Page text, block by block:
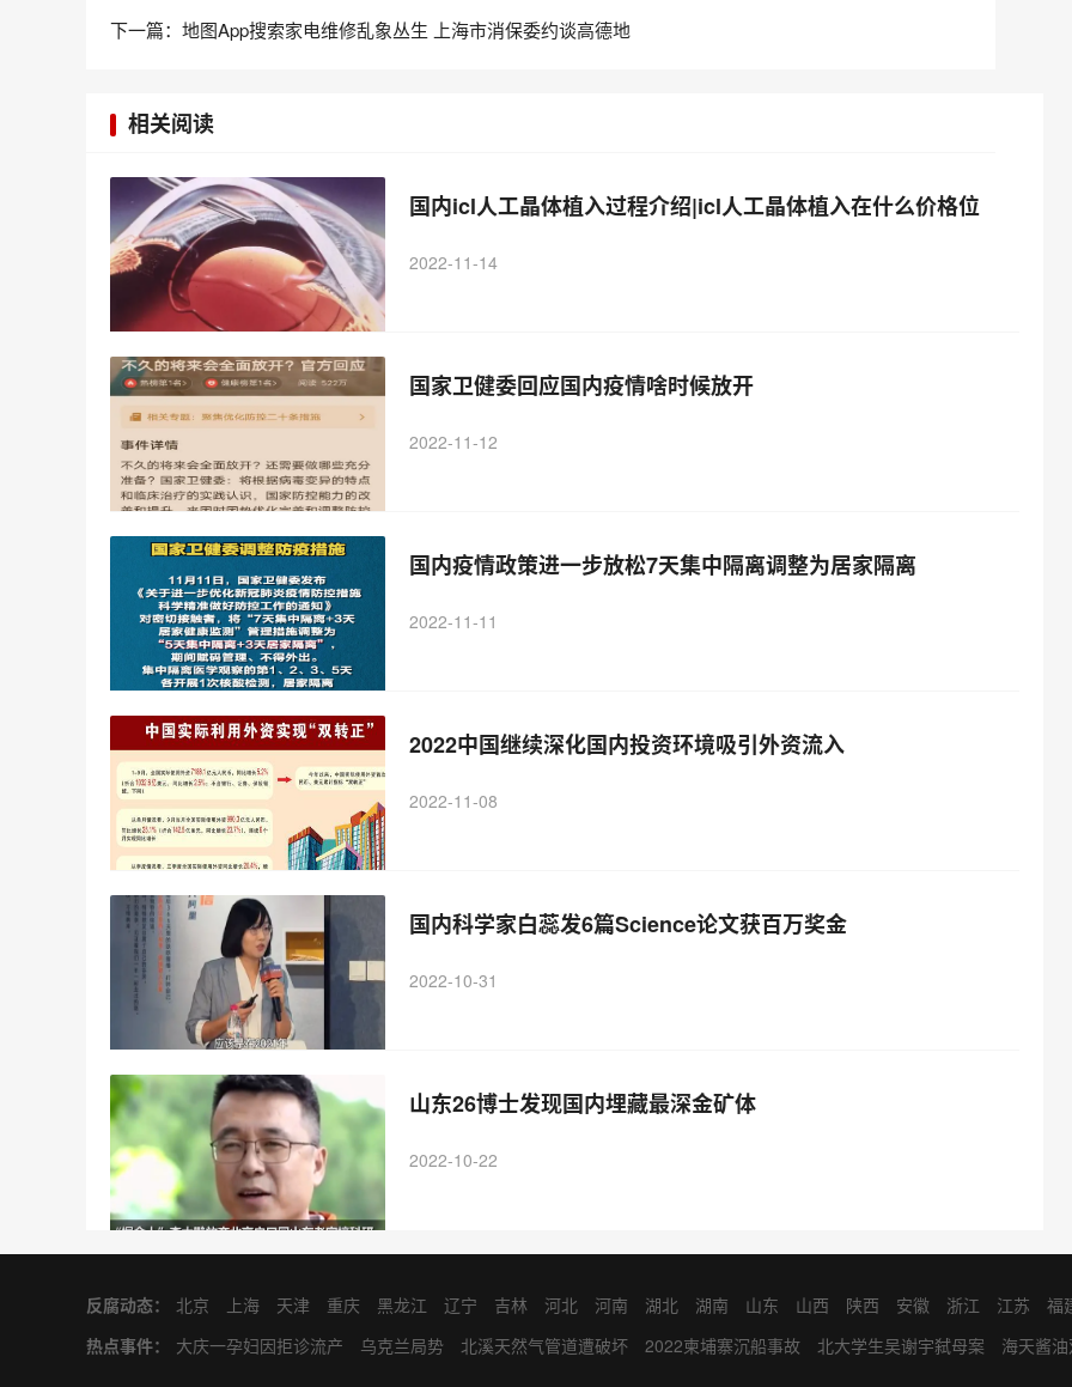
下一篇： 地图App搜索家电维修乱象丛生 上海市消保委约谈高德地
相关阅读
国内icl人工晶体植入过程介绍|icl人工晶体植入在什么价格位
2022-11-14
国家卫健委回应国内疫情啥时候放开
2022-11-12
国内疫情政策进一步放松7天集中隔离调整为居家隔离
2022-11-11
2022中国继续深化国内投资环境吸引外资流入
2022-11-08
国内科学家白蕊发6篇Science论文获百万奖金
2022-10-31
山东26博士发现国内埋藏最深金矿体
2022-10-22
反腐动态： 北京 上海 天津 重庆 黑龙江 辽宁 吉林 河北 河南 湖北 湖南 山东 山西 陕西 安徽 浙江 江苏
福
肃
江西 台湾 内蒙古 新疆 西藏 广西 香港 澳门 其它人员 宁夏回族自治区
热点事件： 大庆一孕妇因拒诊流产 乌克兰局势 北溪天然气管道遭破坏 2022柬埔寨沉船事故 北大学生吴谢宇弑母案
海天酱